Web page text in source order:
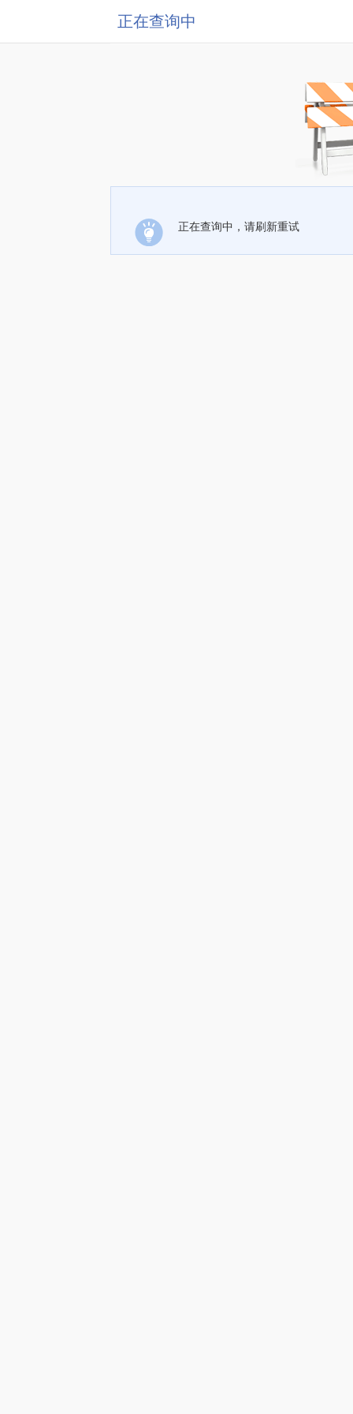
正在查询中
正在查询中，请刷新重试